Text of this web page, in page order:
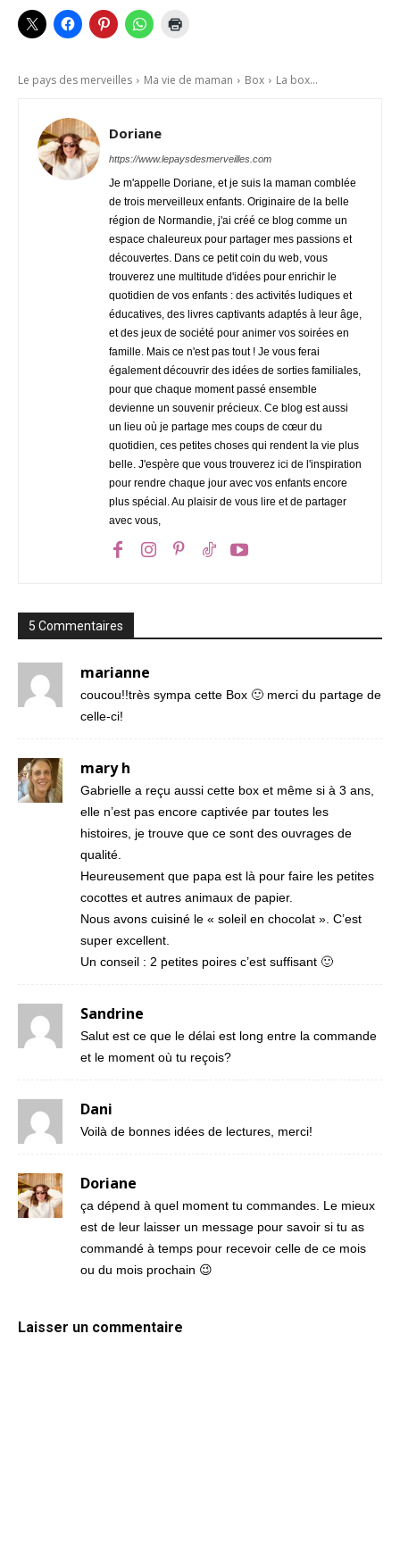
Le pays des merveilles Ma vie de maman Box La box...
Doriane
https://www.lepaysdesmerveilles.com
Je m'appelle Doriane, et je suis la maman comblée
de trois merveilleux enfants. Originaire de la belle
région de Normandie, j'ai créé ce blog comme un
espace chaleureux pour partager mes passions et
découvertes. Dans ce petit coin du web, vous
trouverez une multitude d'idées pour enrichir le
quotidien de vos enfants : des activités ludiques et
éducatives, des livres captivants adaptés à leur âge,
et des jeux de société pour animer vos soirées en
famille. Mais ce n'est pas tout ! Je vous ferai
également découvrir des idées de sorties familiales,
pour que chaque moment passé ensemble
devienne un souvenir précieux. Ce blog est aussi
un lieu où je partage mes coups de cœur du
quotidien, ces petites choses qui rendent la vie plus
belle. J'espère que vous trouverez ici de l'inspiration
pour rendre chaque jour avec vos enfants encore
plus spécial. Au plaisir de vous lire et de partager
avec vous,
5 Commentaires
marianne
coucou!!très sympa cette Box 🙂 merci du partage de
celle-ci!
mary h
Gabrielle a reçu aussi cette box et même si à 3 ans,
elle n’est pas encore captivée par toutes les
histoires, je trouve que ce sont des ouvrages de
qualité.
Heureusement que papa est là pour faire les petites
cocottes et autres animaux de papier.
Nous avons cuisiné le « soleil en chocolat ». C’est
super excellent.
Un conseil : 2 petites poires c’est suffisant 🙂
Sandrine
Salut est ce que le délai est long entre la commande
et le moment où tu reçois?
Dani
Voilà de bonnes idées de lectures, merci!
Doriane
ça dépend à quel moment tu commandes. Le mieux
est de leur laisser un message pour savoir si tu as
commandé à temps pour recevoir celle de ce mois
ou du mois prochain 😉
Laisser un commentaire